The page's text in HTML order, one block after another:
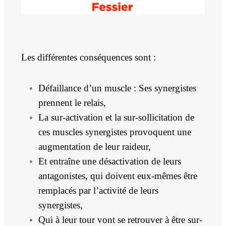
Les différentes conséquences sont :
Défaillance d’un muscle : Ses synergistes
prennent le relais,
La sur-activation et la sur-sollicitation de
ces muscles synergistes provoquent une
augmentation de leur raideur,
Et entraîne une désactivation de leurs
antagonistes, qui doivent eux-mêmes être
remplacés par l’activité de leurs
synergistes,
Qui à leur tour vont se retrouver à être sur-